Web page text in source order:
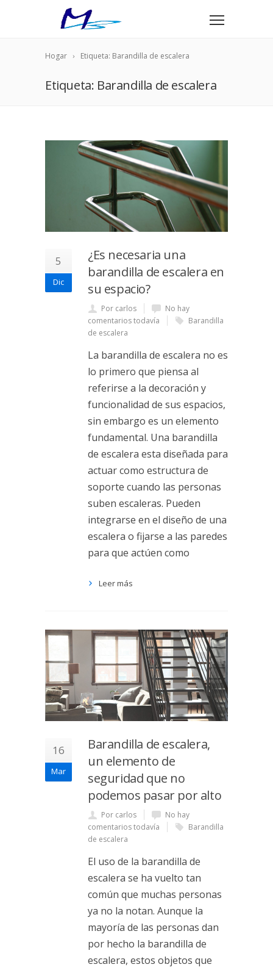
Hogar Etiqueta: Barandilla de escalera
Etiqueta: Barandilla de escalera
5
Dic
¿Es necesaria una
barandilla de escalera en
su espacio?
Por carlos
No hay
comentarios todavía
Barandilla
de escalera
La barandilla de escalera no es
lo primero que piensa al
referirse a la decoración y
funcionalidad de sus espacios,
sin embargo es un elemento
fundamental. Una barandilla
de escalera esta diseñada para
actuar como estructura de
soporte cuando las personas
suben escaleras. Pueden
integrarse en el diseño de una
escalera o fijarse a las paredes
para que actúen como
Leer más
16
Mar
Barandilla de escalera,
un elemento de
seguridad que no
podemos pasar por alto
Por carlos
No hay
comentarios todavía
Barandilla
de escalera
El uso de la barandilla de
escalera se ha vuelto tan
común que muchas personas
ya no la notan. Aunque la
mayoría de las personas dan
por hecho la barandilla de
escalera, estos objetos que